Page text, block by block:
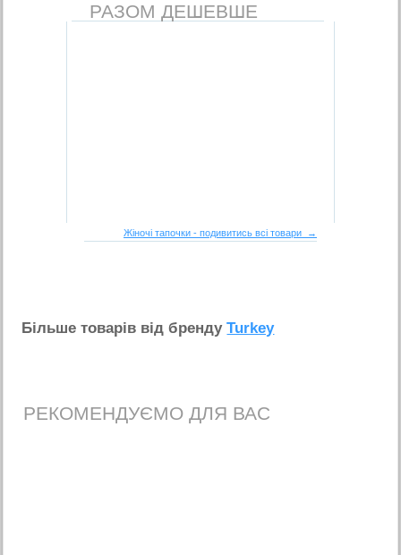
РАЗОМ ДЕШЕВШЕ
Жіночі тапочки - подивитись всі товари →
Бiльше товарiв вiд брендуTurkey
РЕКОМЕНДУЄМО ДЛЯ ВАС